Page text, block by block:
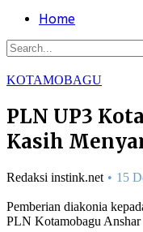
Home
KOTAMOBAGU
PLN UP3
Kasih
Redaksi instink.net 15
Pemberian diakonia
PLN Kotamobagu Anshar